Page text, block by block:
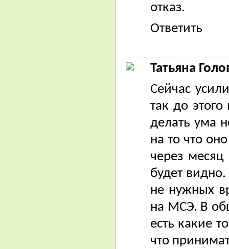
отказ.
Ответить
Татьяна
Сейчас
так до
делать ума
на то что
через
будет
не нужных
на МСЭ. В
есть какие
что